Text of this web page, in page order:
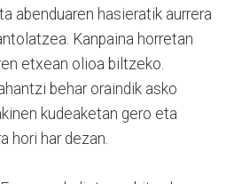
abenduaren hasieratik aurrera
Kanpaina horretan
etxean olioa biltzeko.
behar oraindik asko
kudeaketan gero eta
hori har dezan.